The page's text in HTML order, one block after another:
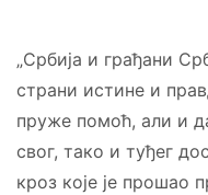
„Србија и грађани
страни истине и
пруже помоћ, али и
свог, тако и туђег
кроз које је прошао